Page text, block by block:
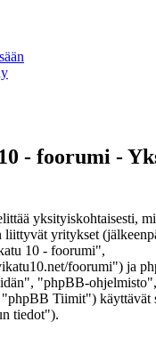
- foorumi -
yksityiskohtaisesti,
liittyvät yritykset
10 - foorumi",
foorumi") ja
"phpBB-
Tiimit") käyttävät
tiedot").